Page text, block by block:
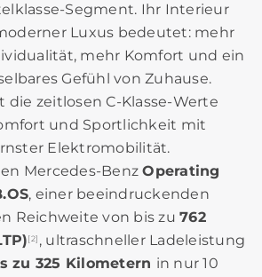
Ihr Interieur
Luxus bedeutet: mehr
mehr Komfort und ein
Gefühl von Zuhause.
die zeitlosen C‑Klasse‑Werte
und Sportlichkeit mit
Elektromobilität.
Mercedes‑BenzOperating
, einer beeindruckenden
Reichweite von bis zu 762
[2] , ultraschneller Ladeleistung
zu 325 Kilometern in nur 10